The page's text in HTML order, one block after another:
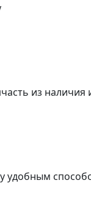
из наличия
удобным